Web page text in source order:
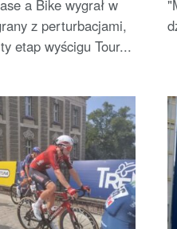
a Bike wygrał w
z perturbacjami,
etap wyścigu Tour...